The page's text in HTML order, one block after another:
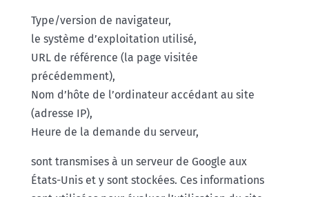
Type/version de navigateur,
le système d’exploitation utilisé,
URL de référence (la page visitée
précédemment),
Nom d’hôte de l’ordinateur accédant au site
(adresse IP),
Heure de la demande du serveur,
sont transmises à un serveur de Google aux
États-Unis et y sont stockées. Ces informations